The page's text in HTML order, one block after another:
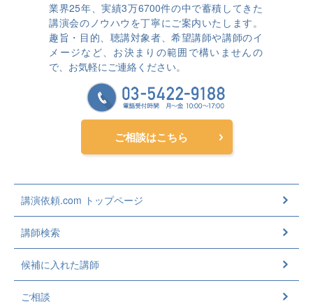
業界25年、実績3万6700件の中で蓄積してきた
講演会のノウハウを丁寧にご案内いたします。
趣旨・目的、聴講対象者、希望講師や講師のイ
メージなど、お決まりの範囲で構いませんの
で、お気軽にご連絡ください。
ご相談はこちら
講演依頼.com トップページ
講師検索
候補に入れた講師
ご相談